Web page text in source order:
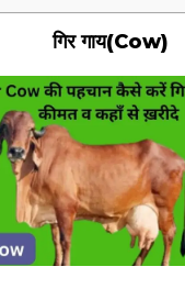
गिर गाय(Cow)